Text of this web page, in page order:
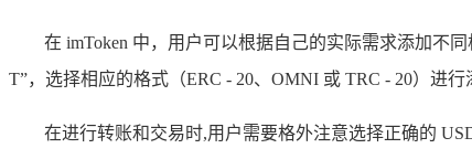
在 imToken 中，用户可以根据自己的实际需求添加不
T”，选择相应的格式（ERC - 20、OMNI 或 TRC - 20）进行
在进行转账和交易时,用户需要格外注意选择正确的